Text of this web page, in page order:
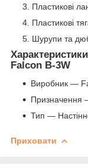
Пластикові
Пластикові
Шурупи та
Falcon B-3W
Виробник —
Призначення
Тип —
Приховати